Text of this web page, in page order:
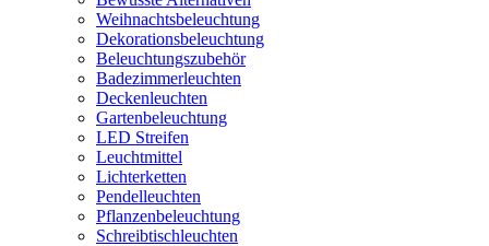
Weihnachtsbeleuchtung
Dekorationsbeleuchtung
Beleuchtungszubehör
Badezimmerleuchten
Deckenleuchten
Gartenbeleuchtung
LED Streifen
Leuchtmittel
Lichterketten
Pendelleuchten
Pflanzenbeleuchtung
Schreibtischleuchten